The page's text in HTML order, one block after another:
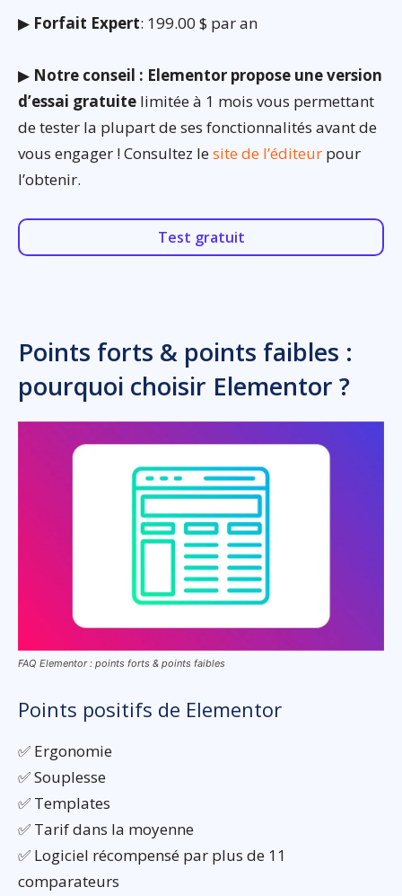
▶ Forfait Expert: 199.00 $ par an
▶ Notre conseil : Elementor propose une version
d’essai gratuite limitée à 1 mois vous permettant
de tester la plupart de ses fonctionnalités avant de
vous engager ! Consultez lesite de l’éditeur pour
l’obtenir.
Test gratuit
Points forts & points faibles :
pourquoi choisir Elementor ?
FAQ Elementor : points forts & points faibles
Points positifs de Elementor
✅ Ergonomie
✅ Souplesse
✅ Templates
✅ Tarif dans la moyenne
✅ Logiciel récompensé par plus de 11
comparateurs